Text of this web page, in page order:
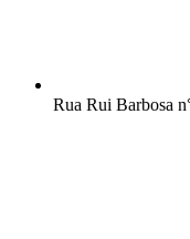
Rua Rui Barbosa